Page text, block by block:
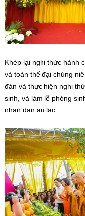
Khép lại nghi thức hành
và toàn thể đại chúng
đản và thực hiện nghi
sinh, và làm lễ phóng
nhân dân an lạc.